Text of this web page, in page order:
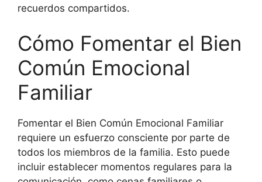
recuerdos compartidos.
Cómo Fomentar el Bien
Común Emocional
Familiar
Fomentar el Bien Común Emocional Familiar
requiere un esfuerzo consciente por parte de
todos los miembros de la familia. Esto puede
incluir establecer momentos regulares para la